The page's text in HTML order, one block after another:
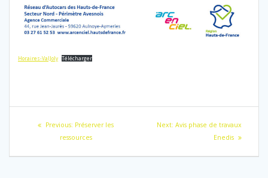
Horaires-ValJoly Télécharger
Navigation
Previous: Previous
post:
Préserver les
ressources
Next: Next
Avis phase de travaux
Enedis